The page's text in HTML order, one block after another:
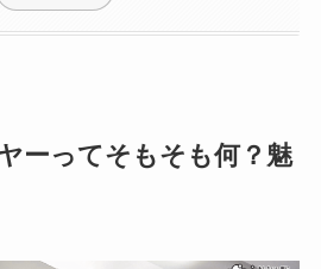
ーってそもそも何？魅